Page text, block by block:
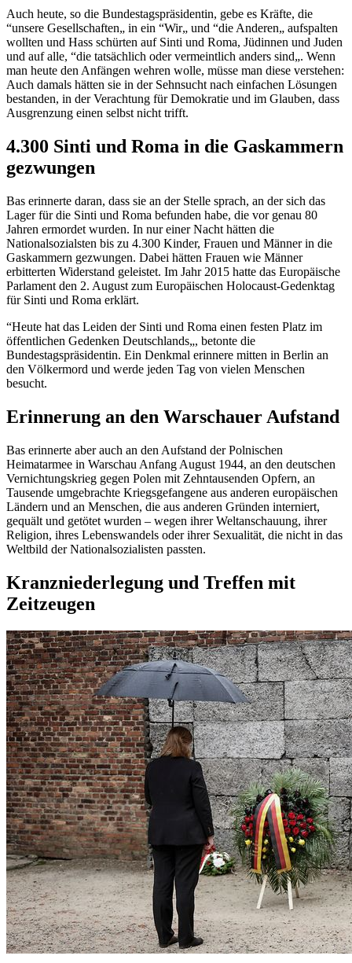
Auch heute, so die Bundestagspräsidentin, gebe es Kräfte, die
“unsere Gesellschaften„ in ein “Wir„ und “die Anderen„ aufspalten
wollten und Hass schürten auf Sinti und Roma, Jüdinnen und Juden
und auf alle, “die tatsächlich oder vermeintlich anders sind„. Wenn
man heute den Anfängen wehren wolle, müsse man diese verstehen:
Auch damals hätten sie in der Sehnsucht nach einfachen Lösungen
bestanden, in der Verachtung für Demokratie und im Glauben, dass
Ausgrenzung einen selbst nicht trifft.
4.300 Sinti und Roma in die Gaskammern
gezwungen
Bas erinnerte daran, dass sie an der Stelle sprach, an der sich das
Lager für die Sinti und Roma befunden habe, die vor genau 80
Jahren ermordet wurden. In nur einer Nacht hätten die
Nationalsozialsten bis zu 4.300 Kinder, Frauen und Männer in die
Gaskammern gezwungen. Dabei hätten Frauen wie Männer
erbitterten Widerstand geleistet. Im Jahr 2015 hatte das Europäische
Parlament den 2. August zum Europäischen Holocaust-Gedenktag
für Sinti und Roma erklärt.
“Heute hat das Leiden der Sinti und Roma einen festen Platz im
öffentlichen Gedenken Deutschlands„, betonte die
Bundestagspräsidentin. Ein Denkmal erinnere mitten in Berlin an
den Völkermord und werde jeden Tag von vielen Menschen
besucht.
Erinnerung an den Warschauer Aufstand
Bas erinnerte aber auch an den Aufstand der Polnischen
Heimatarmee in Warschau Anfang August 1944, an den deutschen
Vernichtungskrieg gegen Polen mit Zehntausenden Opfern, an
Tausende umgebrachte Kriegsgefangene aus anderen europäischen
Ländern und an Menschen, die aus anderen Gründen interniert,
gequält und getötet wurden – wegen ihrer Weltanschauung, ihrer
Religion, ihres Lebenswandels oder ihrer Sexualität, die nicht in das
Weltbild der Nationalsozialisten passten.
Kranzniederlegung und Treffen mit
Zeitzeugen